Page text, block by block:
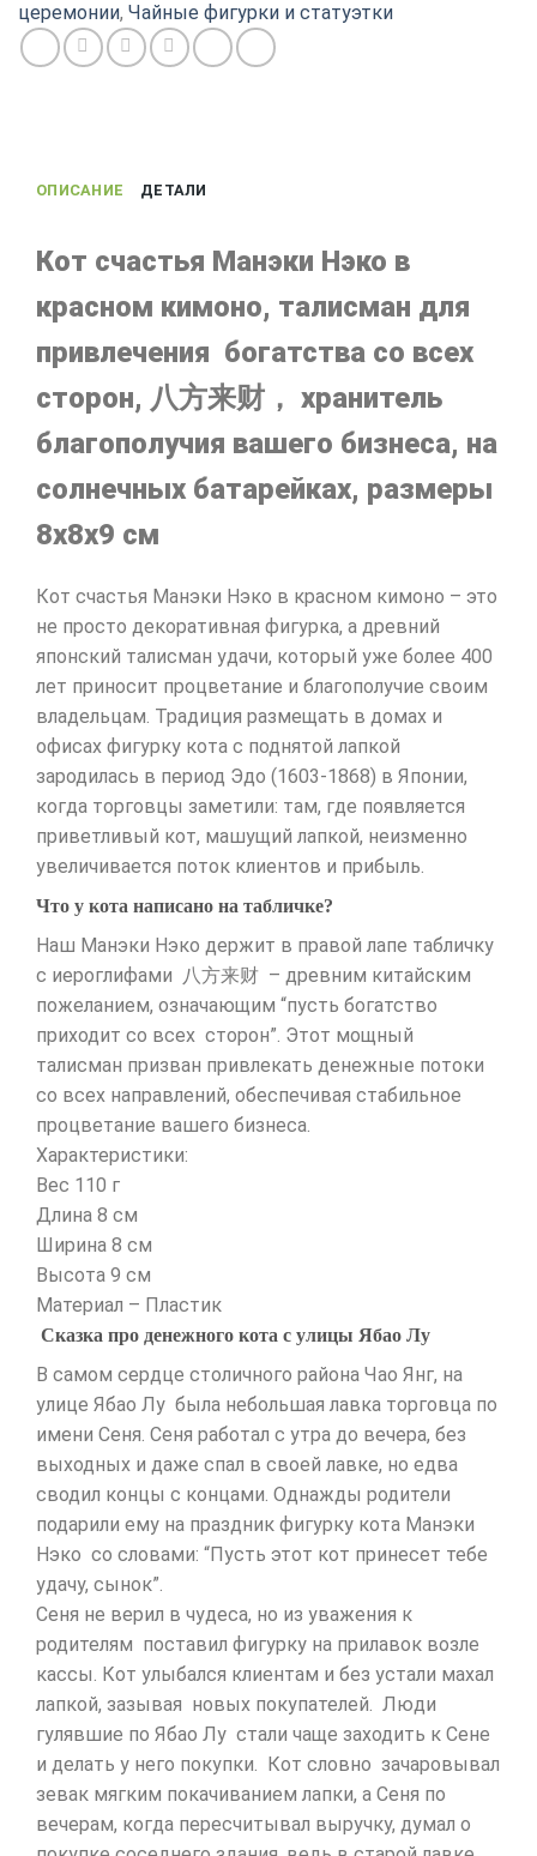
церемонии, Чайные фигурки и статуэтки
ОПИСАНИЕ ДЕТАЛИ
Кот счастья Манэки Нэко в
красном кимоно, талисман для
привлечения богатства со всех
сторон, 八方来财， хранитель
благополучия вашего бизнеса, на
солнечных батарейках, размеры
8х8х9 см
Кот счастья Манэки Нэко в красном кимоно – это
не просто декоративная фигурка, а древний
японский талисман удачи, который уже более 400
лет приносит процветание и благополучие своим
владельцам. Традиция размещать в домах и
офисах фигурку кота с поднятой лапкой
зародилась в период Эдо (1603-1868) в Японии,
когда торговцы заметили: там, где появляется
приветливый кот, машущий лапкой, неизменно
увеличивается поток клиентов и прибыль.
Что у кота написано на табличке?
Наш Манэки Нэко держит в правой лапе табличку
с иероглифами 八方来财 – древним китайским
пожеланием, означающим “пусть богатство
приходит со всех сторон”. Этот мощный
талисман призван привлекать денежные потоки
со всех направлений, обеспечивая стабильное
процветание вашего бизнеса.
Характеристики:
Вес 110 г
Длина 8 см
Ширина 8 см
Высота 9 см
Maтериал – Пластик
Сказка про денежного кота с улицы Ябао Лу
В самом сердце столичного района Чао Янг, на
улице Ябао Лу была небольшая лавка торговца по
имени Сеня. Сеня работал с утра до вечера, без
выходных и даже спал в своей лавке, но едва
сводил концы с концами. Однажды родители
подарили ему на праздник фигурку кота Манэки
Нэко со словами: “Пусть этот кот принесет тебе
удачу, сынок”.
Сеня не верил в чудеса, но из уважения к
родителям поставил фигурку на прилавок возле
кассы. Кот улыбался клиентам и без устали махал
лапкой, зазывая новых покупателей. Люди
гулявшие по Ябао Лу стали чаще заходить к Сене
и делать у него покупки. Кот словно зачаровывал
зевак мягким покачиванием лапки, а Сеня по
вечерам, когда пересчитывал выручку, думал о